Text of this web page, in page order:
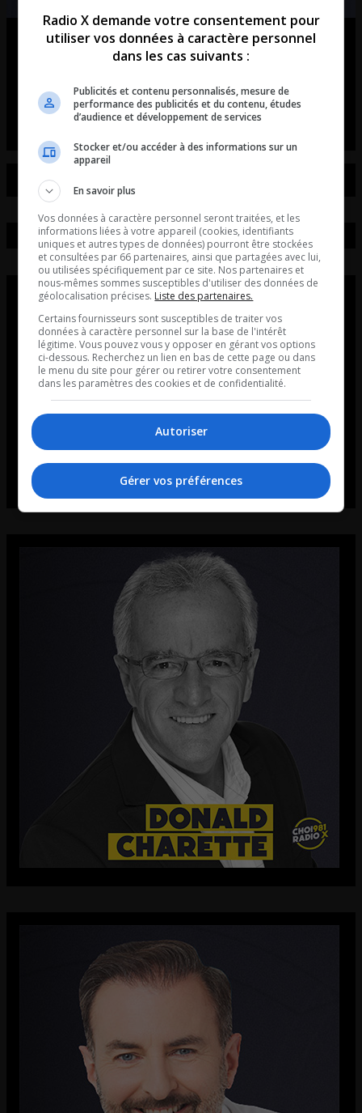
Ouellet en direct – Intégral du 07-
Ouellet en direct - Intégral du 07-08-2026
Radio X demande votre consentement pour
utiliser vos données à caractère personnel
dans les cas suivants :
Publicités et contenu personnalisés, mesure de
performance des publicités et du contenu, études
d’audience et développement de services
Stocker et/ou accéder à des informations sur un
appareil
En savoir plus
Vos données à caractère personnel seront traitées, et les
informations liées à votre appareil (cookies, identifiants
uniques et autres types de données) pourront être stockées
et consultées par 66 partenaires, ainsi que partagées avec lui,
ou utilisées spécifiquement par ce site. Nos partenaires et
nous-mêmes sommes susceptibles d'utiliser des données de
géolocalisation précises. Liste des partenaires.
Certains fournisseurs sont susceptibles de traiter vos
données à caractère personnel sur la base de l'intérêt
légitime. Vous pouvez vous y opposer en gérant vos options
ci-dessous. Recherchez un lien en bas de cette page ou dans
le menu du site pour gérer ou retirer votre consentement
dans les paramètres des cookies et de confidentialité.
Autoriser
Gérer vos préférences